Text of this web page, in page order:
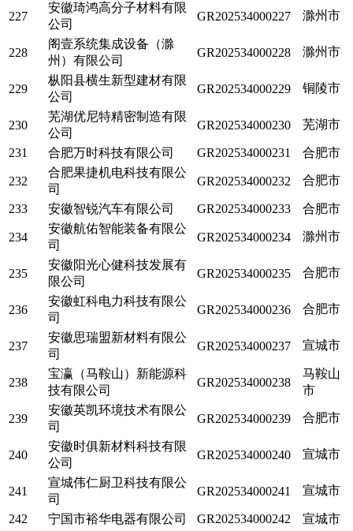
227
安徽琦鸿高分子材料有限
公司
GR202534000227 滁州市
228
阁壹系统集成设备（滁
州）有限公司
GR202534000228 滁州市
229
枞阳县横生新型建材有限
公司
GR202534000229 铜陵市
230
芜湖优尼特精密制造有限
公司
GR202534000230 芜湖市
231 合肥万时科技有限公司 GR202534000231 合肥市
232
合肥果捷机电科技有限公
司
GR202534000232 合肥市
233 安徽智锐汽车有限公司 GR202534000233 合肥市
234
安徽航佑智能装备有限公
司
GR202534000234 滁州市
235
安徽阳光心健科技发展有
限公司
GR202534000235 合肥市
236
安徽虹科电力科技有限公
司
GR202534000236 合肥市
237
安徽思瑞盟新材料有限公
司
GR202534000237 宣城市
238
宝瀛（马鞍山）新能源科
技有限公司
GR202534000238
马鞍山
市
239
安徽英凯环境技术有限公
司
GR202534000239 合肥市
240
安徽时俱新材料科技有限
公司
GR202534000240 宣城市
241
宣城伟仁厨卫科技有限公
司
GR202534000241 宣城市
242 宁国市裕华电器有限公司 GR202534000242 宣城市